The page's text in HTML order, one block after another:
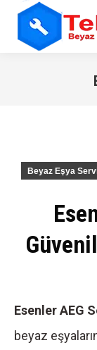
Beyaz Eşya
Esenler AEG
beyaz